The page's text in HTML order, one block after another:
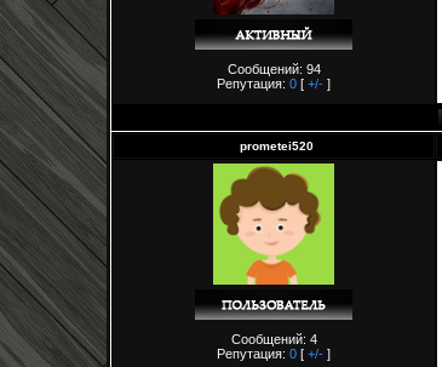
Сообщений: 94
Репутация: 0 [ +/- ]
prometei520
Сообщений: 4
Репутация: 0 [ +/- ]